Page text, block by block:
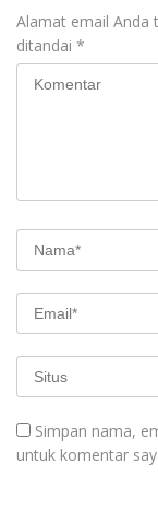
Alamat email Anda
ditandai *
Simpan nama,
untuk komentar